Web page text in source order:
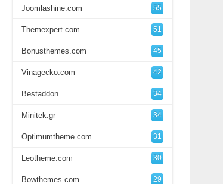
Joomlashine.com 55
Themexpert.com 51
Bonusthemes.com 45
Vinagecko.com 42
Bestaddon 34
Minitek.gr 34
Optimumtheme.com 31
Leotheme.com 30
Bowthemes.com 29